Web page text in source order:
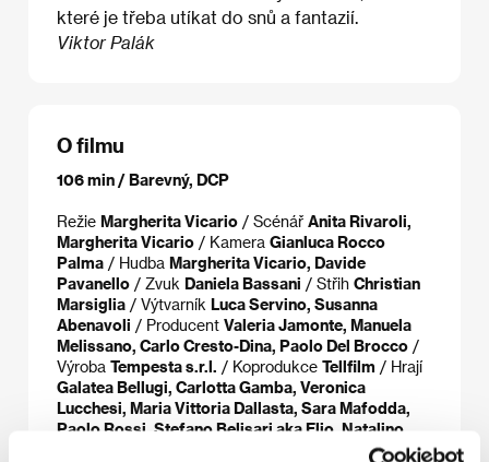
které je třeba utíkat do snů a fantazií.
Viktor Palák
O filmu
106 min / Barevný, DCP
Režie Margherita Vicario / Scénář Anita Rivaroli,
Margherita Vicario / Kamera Gianluca Rocco
Palma / Hudba Margherita Vicario, Davide
Pavanello / Zvuk Daniela Bassani / Střih Christian
Marsiglia / Výtvarník Luca Servino, Susanna
Abenavoli / Producent Valeria Jamonte, Manuela
Melissano, Carlo Cresto-Dina, Paolo Del Brocco /
Výroba Tempesta s.r.l. / Koprodukce Tellfilm / Hrají
Galatea Bellugi, Carlotta Gamba, Veronica
Lucchesi, Maria Vittoria Dallasta, Sara Mafodda,
Paolo Rossi, Stefano Belisari aka Elio, Natalino